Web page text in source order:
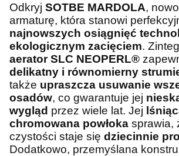
Odkryj SOTBE MARDOLA,
armaturę, która stanowi
najnowszych osiągnięć
ekologicznym zacięciem.
aerator SLC NEOPERL®
delikatny i równomierny
także upraszcza usuwanie
osadów, co gwarantuje jej
wygląd przez wiele lat. Jej
chromowana powłoka sprawia,
czystości staje się dziecinnie
Dodatkowo, przemyślana